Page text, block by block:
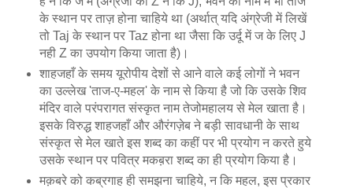
के स्थान पर ताज़ होना चाहिये था (अर्थात् यदि अंग्रेजी में लिखें
तो Taj के स्थान पर Taz होना था जैसा कि उर्दू में ज के लिए J
नही Z का उपयोग किया जाता है)।
शाहजहाँ के समय यूरोपीय देशों से आने वाले कई लोगों ने भवन
का उल्लेख 'ताज-ए-महल' के नाम से किया है जो कि उसके शिव
मंदिर वाले परंपरागत संस्कृत नाम तेजोमहालय से मेल खाता है।
इसके विरुद्ध शाहजहाँ और औरंगज़ेब ने बड़ी सावधानी के साथ
संस्कृत से मेल खाते इस शब्द का कहीं पर भी प्रयोग न करते हुये
उसके स्थान पर पवित्र मकब़रा शब्द का ही प्रयोग किया है।
मक़बरे को कब्रगाह ही समझना चाहिये, न कि महल, इस प्रकार